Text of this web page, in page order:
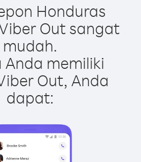
Honduras
Out sangat
mudah.
Anda memiliki
Out, Anda
dapat: